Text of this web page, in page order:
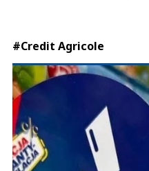
#Credit Agricole